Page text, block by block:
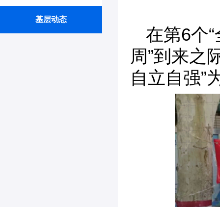
基层动态
在第6个
周”到来之
自立自强”